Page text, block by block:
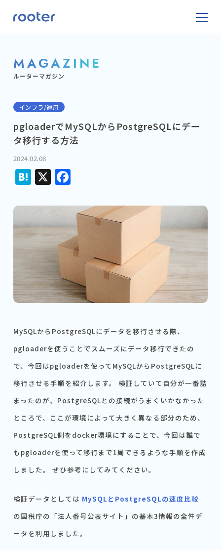
MAGAZINE
ルーターマガジン
インフラ/運用
pgloaderでMySQLからPostgreSQLにデー
タ移行する方法
2024.02.08
Hatena
X Facebook
MySQLからPostgreSQLにデータを移行させる際、
pgloaderを使うことでスムーズにデータ移行できたの
で、今回はpgloaderを使ってMySQLからPostgreSQLに
移行させる手順を紹介します。 検証していて自分が一番詰
まったのが、PostgreSQLとの接続がうまくいかなかった
ところで、ここが環境によって大きく異なる部分のため、
PostgreSQL側をdocker環境にすることで、今回は誰で
もpgloaderを使って移行まで1周できるような手順を作成
しました。 ぜひ参考にしてみてください。
検証データとしては MySQLとPostgreSQLの速度比較
の国税庁の「法人番号公表サイト」の基本3情報の全件デ
ータを利用しました。